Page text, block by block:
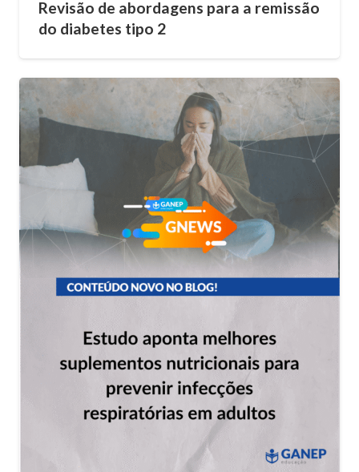
Revisão de abordagens para a remissão
do diabetes tipo 2